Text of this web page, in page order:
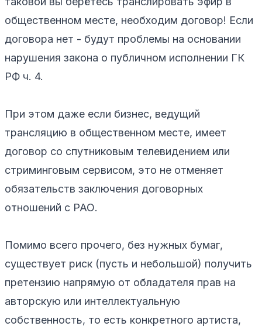
общественном месте, необходим договор! Если
договора нет - будут проблемы на основании
нарушения закона о публичном исполнении ГК
РФ ч. 4.
При этом даже если бизнес, ведущий
трансляцию в общественном месте, имеет
договор со спутниковым телевидением или
стриминговым сервисом, это не отменяет
обязательств заключения договорных
отношений с РАО.
Помимо всего прочего, без нужных бумаг,
существует риск (пусть и небольшой) получить
претензию напрямую от обладателя прав на
авторскую или интеллектуальную
собственность, то есть конкретного артиста,